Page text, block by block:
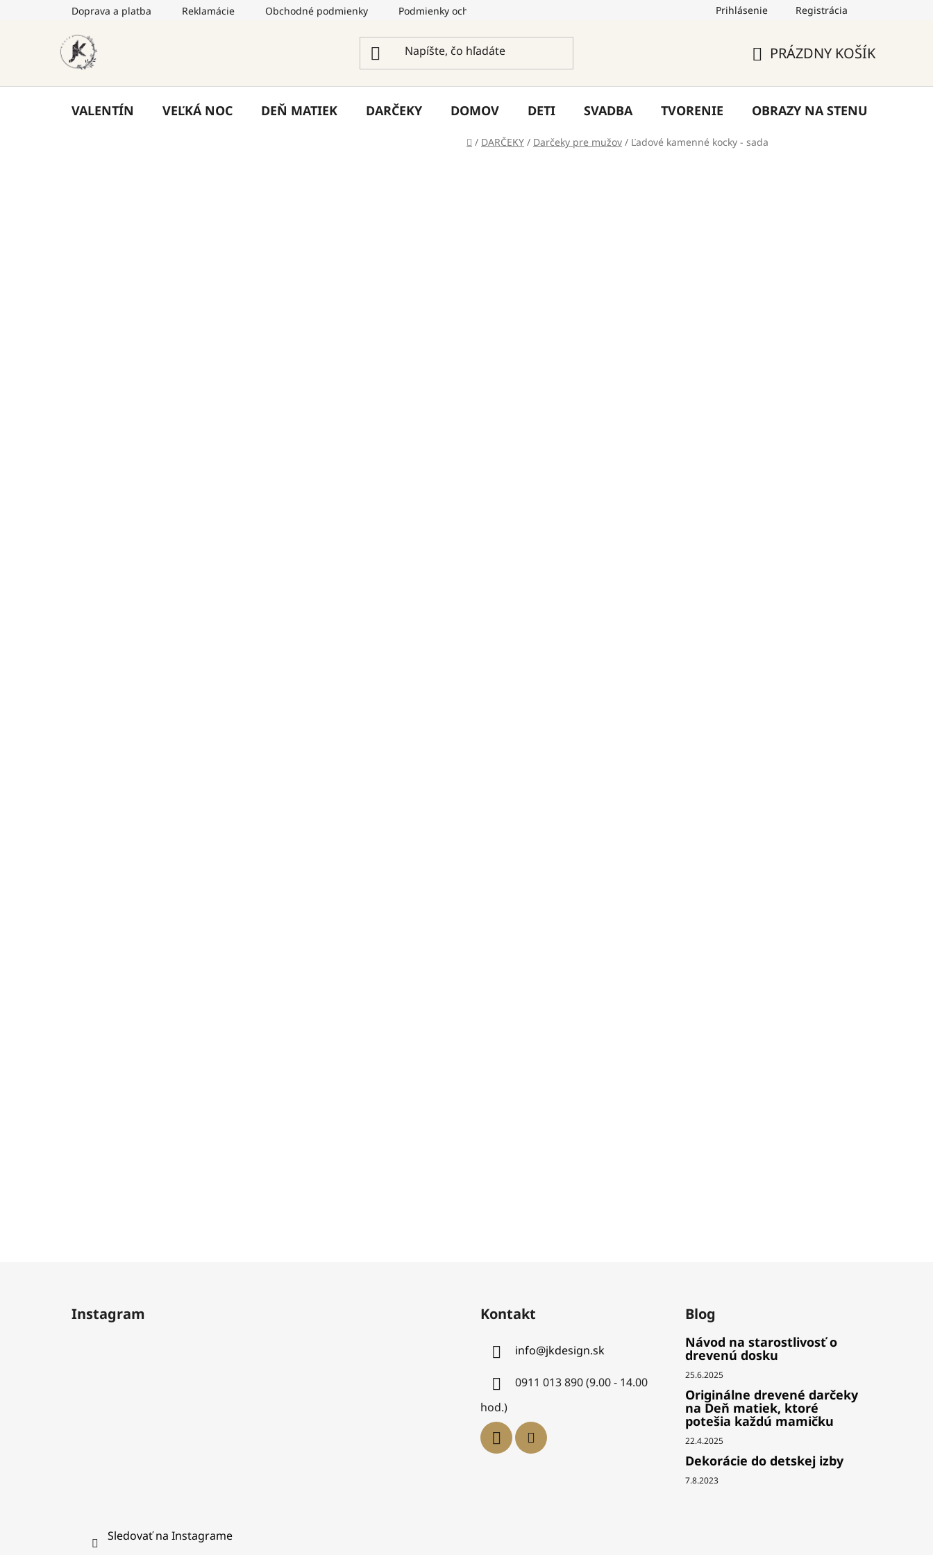
Doprava a platba Reklamácie Obchodné podmienky Podmienky ochrany osobných údajov Hodnotenie obchodu Blog Kontakty
Prihlásenie Registrácia
KOŠÍK
PRÁZDNY KOŠÍK
VALENTÍN VEĽKÁ NOC DEŇ MATIEK DARČEKY DOMOV DETI SVADBA TVORENIE OBRAZY NA STENU
Domov
/ DARČEKY / Darčeky pre mužov / Ľadové kamenné kocky - sada
Instagram
Sledovať na Instagrame
Kontakt
info@jkdesign.sk
0911 013 890 (9.00 - 14.00
hod.)
Blog
Návod na starostlivosť o
drevenú dosku
25.6.2025
Originálne drevené darčeky
na Deň matiek, ktoré
potešia každú mamičku
22.4.2025
Dekorácie do detskej izby
7.8.2023